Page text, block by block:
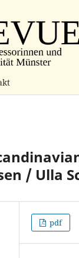
/ Ulla
pdf